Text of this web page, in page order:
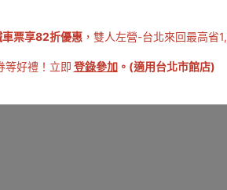
車票享82折優惠，雙人左營-台北來回最高省
等好禮！立即 登錄參加。(適用台北市館店)